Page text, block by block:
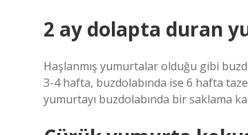
2 ay dolapta duran
Haşlanmış yumurtalar olduğu gibi
3-4 hafta, buzdolabında ise 6 hafta
yumurtayı buzdolabında bir saklama